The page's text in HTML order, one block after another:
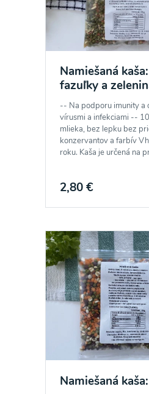
Namiešaná
fazuľky a
-- Na podporu imunity a
vírusmi a infekciami --
mlieka, bez lepku bez
konzervantov a farbív
roku. Kaša je určená na
2,80 €
Namiešaná
Odber noviniek
Odoslaním registrácie na
spracovaním osobných
zasielania newsletteru a
informácie o
údajov a súhlasím s nimi.